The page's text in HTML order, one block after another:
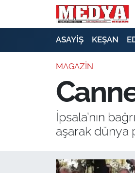
ASAYİŞ KEŞAN
MAGAZIN
İpsala’nın
aşarak dünya
E-GAZETE
SİYASET
GÜNDEM
EKONOMİ